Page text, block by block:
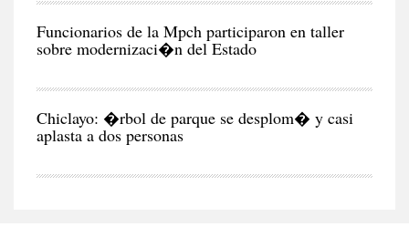
Funcionarios de la Mpch participaron en taller
sobre modernizaci�n del Estado
Chiclayo: �rbol de parque se desplom� y casi
aplasta a dos personas